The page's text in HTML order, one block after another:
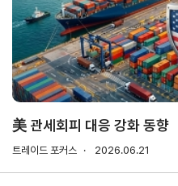
기업전용
회원
사검
색
사가
입
기업
정보
관리
무역
업고
유번
호
발급
美 관세회피 대응 강화 동향
트레이드 포커스 2026.06.21